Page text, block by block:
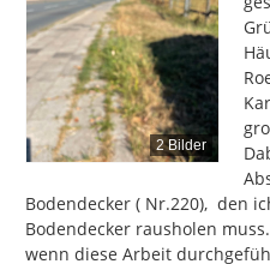
2 Bilder
Bodendecker ( Nr.220),  den
Bodendecker rausholen
wenn diese Arbeit